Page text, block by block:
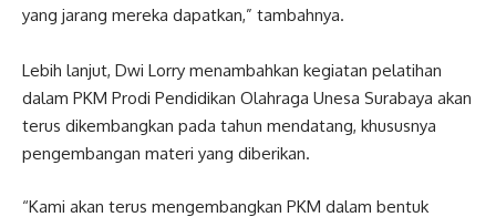
yang jarang mereka dapatkan,” tambahnya.
Lebih lanjut, Dwi Lorry menambahkan kegiatan pelatihan
dalam PKM Prodi Pendidikan Olahraga Unesa Surabaya akan
terus dikembangkan pada tahun mendatang, khususnya
pengembangan materi yang diberikan.
“Kami akan terus mengembangkan PKM dalam bentuk